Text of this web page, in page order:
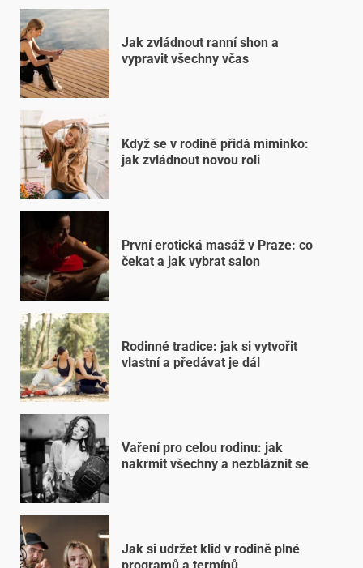
Jak zvládnout ranní shon a
vypravit všechny včas
Když se v rodině přidá miminko:
jak zvládnout novou roli
První erotická masáž v Praze: co
čekat a jak vybrat salon
Rodinné tradice: jak si vytvořit
vlastní a předávat je dál
Vaření pro celou rodinu: jak
nakrmit všechny a nezbláznit se
Jak si udržet klid v rodině plné